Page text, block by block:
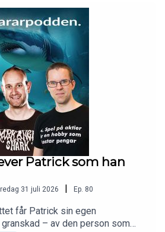
Patrick som han
31 juli 2026 | Ep. 80
får Patrick sin egen
– av den person som